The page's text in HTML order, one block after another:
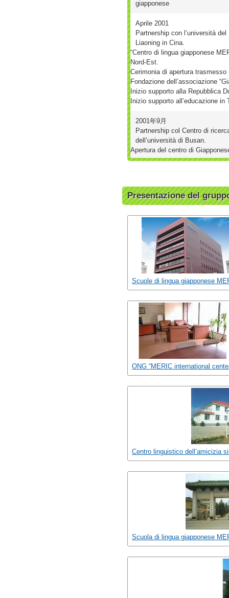
giapponese
Aprile 2001
Partnership con l’università
Liaoning in Cina.
“Centro di lingua giapponese
Nord-Est.
Cerimonia di apertura
Fondazione dell’associazione
Inizio supporto alla Repubblica
Inizio supporto all’educazione in
2001年9月
Partnership col Centro di
dell’università di Busan.
Apertura del centro di
Presentazione del
Scuole di lingua giapponese
ONG “MERIC international
Centro linguistico dell’amicizia
Scuola di lingua giapponese